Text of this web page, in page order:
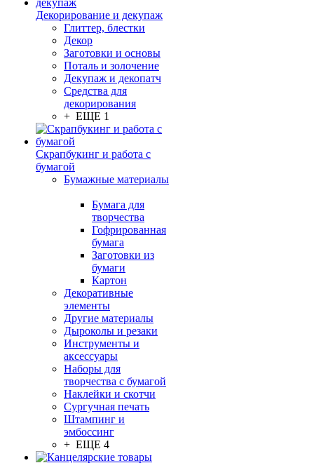
Декорирование и декупаж
Глиттер, блестки
Декор
Заготовки и основы
Поталь и золочение
Декупаж и декопатч
Средства для
декорирования
+ ЕЩЕ 1
Скрапбукинг и работа с
бумагой
Бумажные материалы
Бумага для
творчества
Гофрированная
бумага
Заготовки из
бумаги
Картон
Декоративные
элементы
Другие материалы
Дыроколы и резаки
Инструменты и
аксессуары
Наборы для
творчества с бумагой
Наклейки и скотчи
Сургучная печать
Штампинг и
эмбоссинг
+ ЕЩЕ 4